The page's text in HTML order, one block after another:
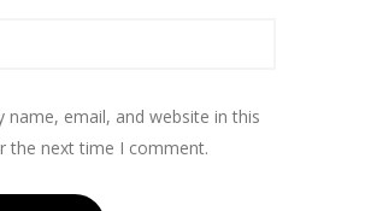
name, email, and website in this
the next time I comment.